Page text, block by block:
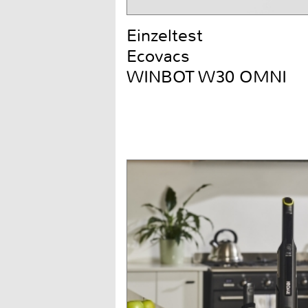
Einzeltest
Ecovacs
WINBOT W30 OMNI